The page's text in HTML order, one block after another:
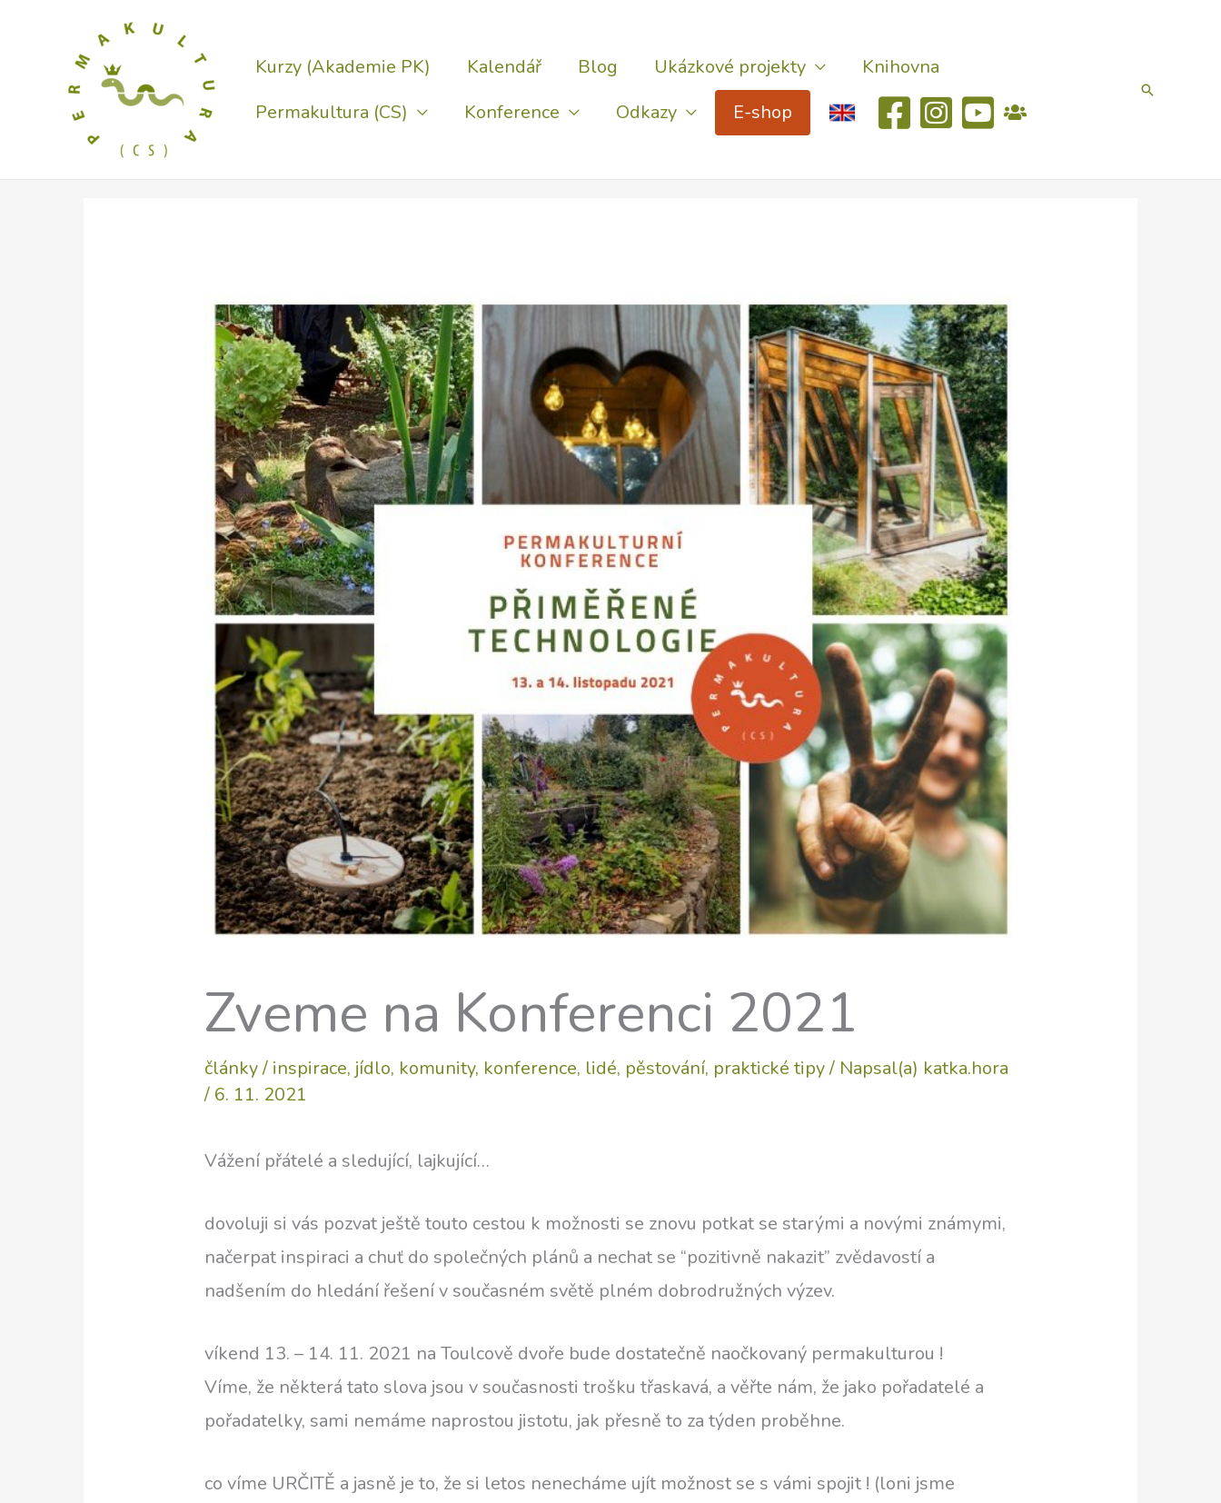
Kurzy (Akademie PK) Kalendář Blog Ukázkové projekty
Knihovna
Permakultura (CS)
Konference Odkazy E-shop
Hledat
Zveme na Konferenci 2021
články/ inspirace, jídlo, komunity, konference, lidé, pěstování, praktické tipy/ Napsal(a) katka.hora
/ 6. 11. 2021
Vážení přátelé a sledující, lajkující…
dovoluji si vás pozvat ještě touto cestou k možnosti se znovu potkat se starými a novými známymi,
načerpat inspiraci a chuť do společných plánů a nechat se “pozitivně nakazit” zvědavostí a
nadšením do hledání řešení v současném světě plném dobrodružných výzev.
víkend 13. – 14. 11. 2021 na Toulcově dvoře bude dostatečně naočkovaný permakulturou !
Víme, že některá tato slova jsou v současnosti trošku třaskavá, a věřte nám, že jako pořadatelé a
pořadatelky, sami nemáme naprostou jistotu, jak přesně to za týden proběhne.
co víme URČITĚ a jasně je to, že si letos nenecháme ujít možnost se s vámi spojit ! (loni jsme